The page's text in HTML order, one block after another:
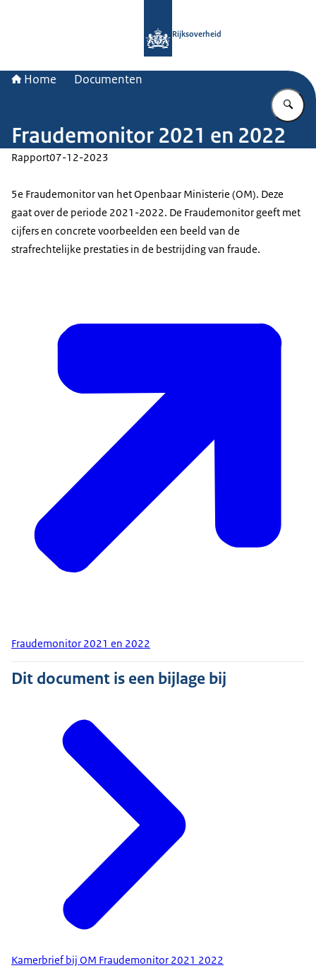
Rijksoverheid
Home Documenten
Fraudemonitor 2021 en 2022
Rapport07-12-2023
5e Fraudemonitor van het Openbaar Ministerie (OM). Deze
gaat over de periode 2021-2022. De Fraudemonitor geeft met
cijfers en concrete voorbeelden een beeld van de
strafrechtelijke prestaties in de bestrijding van fraude.
Fraudemonitor 2021 en 2022
Dit document is een bijlage bij
Kamerbrief bij OM Fraudemonitor 2021 2022